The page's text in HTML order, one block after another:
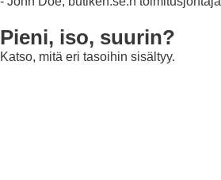
Pieni, iso, suurin?
Katso, mitä eri tasoihin sisältyy.